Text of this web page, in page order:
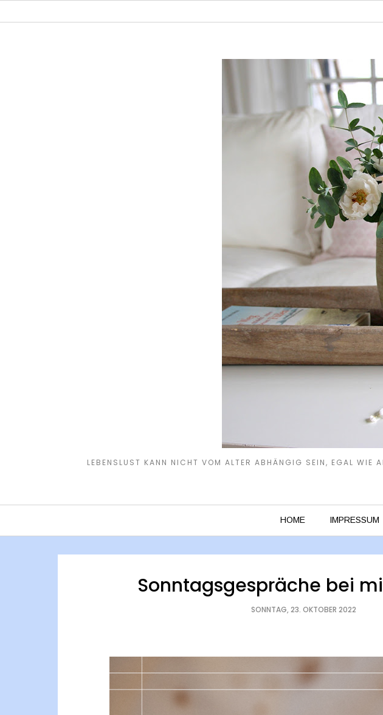
LEBENSLUST KANN NICHT VOM ALTER ABHÄNGIG SEIN, EGAL WIE
HOME IMPRESSUM
Sonntagsgespräche bei
SONNTAG, 23. OKTOBER 2022